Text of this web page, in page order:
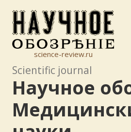
science-review.ru
Scientific journal
Научное